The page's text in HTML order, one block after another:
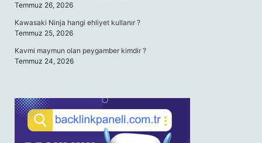
Temmuz 26, 2026
Kawasaki Ninja hangi ehliyet kullanır ?
Temmuz 25, 2026
Kavmi maymun olan peygamber kimdir ?
Temmuz 24, 2026